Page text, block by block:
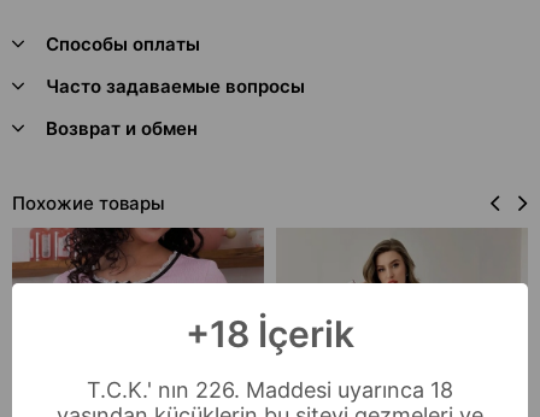
Способы оплаты
Часто задаваемые вопросы
Возврат и обмен
Похожие товары
+18 İçerik
T.C.K.' nın 226. Maddesi uyarınca 18